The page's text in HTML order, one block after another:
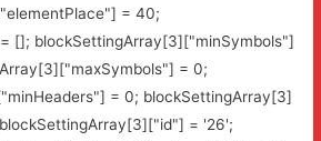
= 40;
[]; blockSettingArray[3]["minSymbols"]
= 0;
= 0; blockSettingArray[3]
= '26';